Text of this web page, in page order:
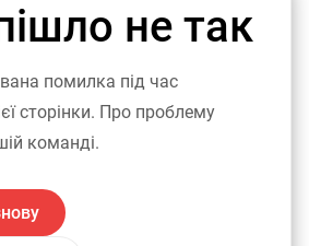
не так
помилка під час
сторінки. Про проблему
команді.